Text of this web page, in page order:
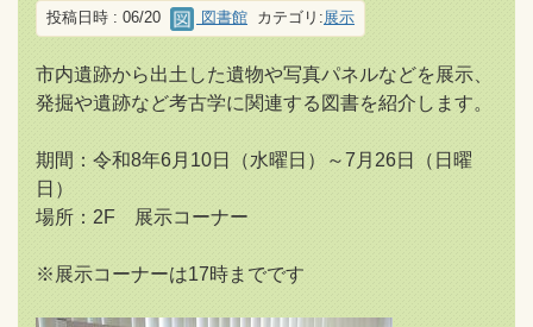
投稿日時 : 06/20 図書館 カテゴリ:展示
市内遺跡から出土した遺物や写真パネルなどを展示、
発掘や遺跡など考古学に関連する図書を紹介します。
期間：令和8年6月10日（水曜日）～7月26日（日曜
日）
場所：2F 展示コーナー
※展示コーナーは17時までです